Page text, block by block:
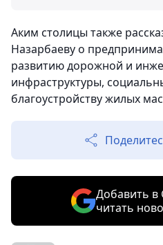
Аким столицы также
Назарбаеву о
развитию дорожной и
инфраструктуры,
благоустройству жилых
Добавить в
читать